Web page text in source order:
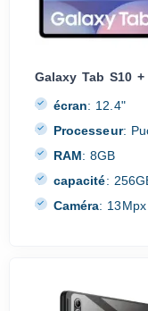
Galaxy Tab S10 +
écran: 12.4"
Processeur:
RAM: 8GB
capacité:
Caméra: 13Mpx